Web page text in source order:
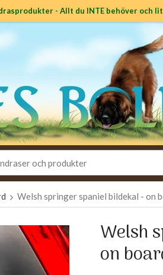
- Allt du INTE behöver och
Welsh springer spaniel bildekal - on
Welsh
on